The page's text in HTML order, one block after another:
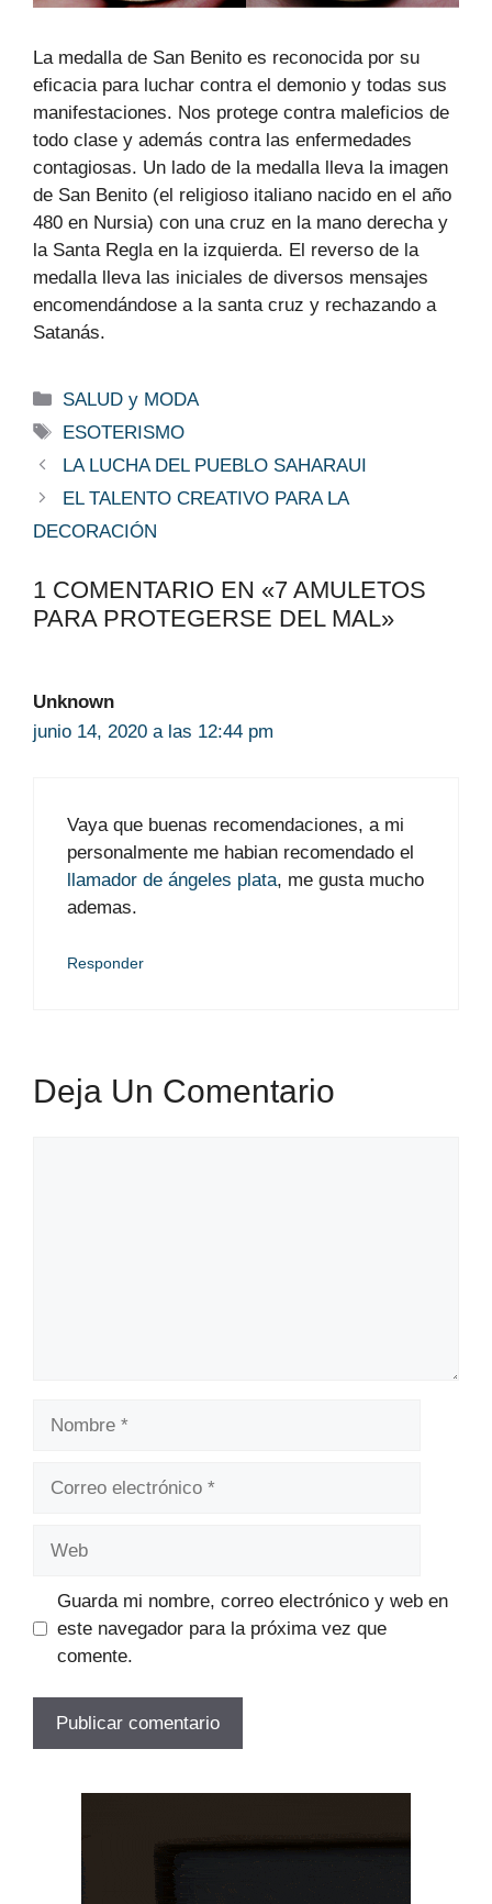
La medalla de San Benito es reconocida por su
eficacia para luchar contra el demonio y todas sus
manifestaciones. Nos protege contra maleficios de
todo clase y además contra las enfermedades
contagiosas. Un lado de la medalla lleva la imagen
de San Benito (el religioso italiano nacido en el año
480 en Nursia) con una cruz en la mano derecha y
la Santa Regla en la izquierda. El reverso de la
medalla lleva las iniciales de diversos mensajes
encomendándose a la santa cruz y rechazando a
Satanás.
Categorías
SALUD y MODA
Etiquetas
ESOTERISMO
LA LUCHA DEL PUEBLO SAHARAUI
EL TALENTO CREATIVO PARA LA
DECORACIÓN
1 COMENTARIO EN «7 AMULETOS
PARA PROTEGERSE DEL MAL»
Unknown
junio 14, 2020 a las 12:44 pm
Vaya que buenas recomendaciones, a mi
personalmente me habian recomendado el
llamador de ángeles plata, me gusta mucho
ademas.
Responder
Deja Un Comentario
Guarda mi nombre, correo electrónico y web en
este navegador para la próxima vez que
comente.